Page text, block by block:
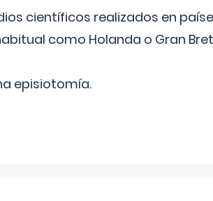
científicos realizados en
como Holanda o Gran
episiotomía.